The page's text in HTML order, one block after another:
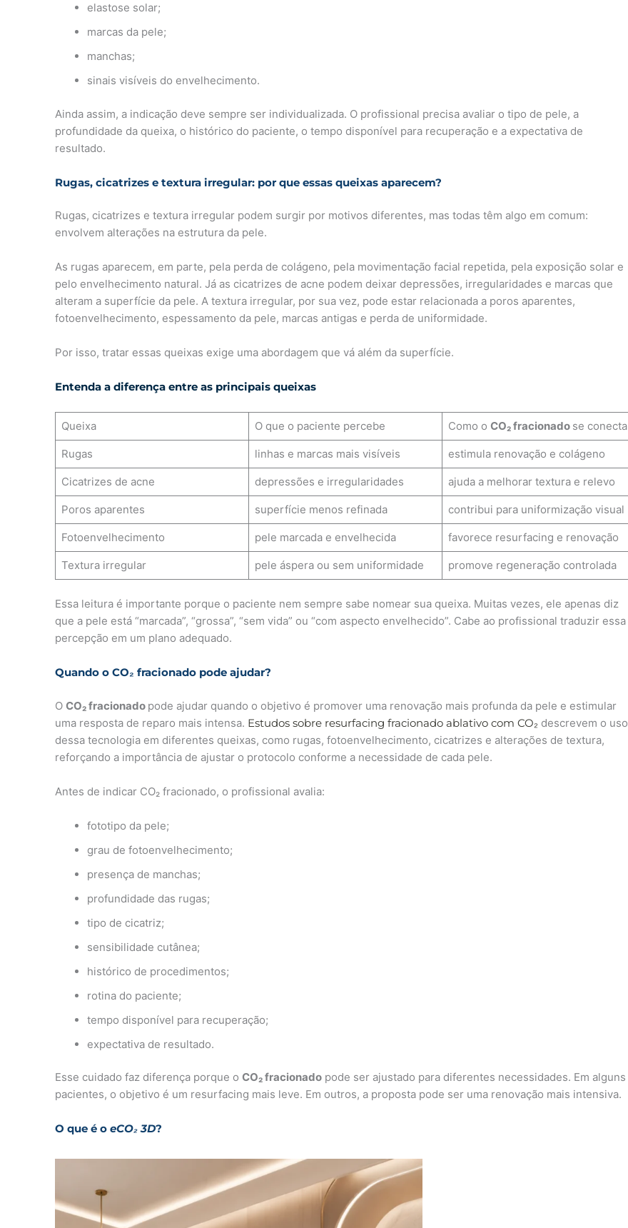
elastose solar;
marcas da pele;
manchas;
sinais visíveis do envelhecimento.
Ainda assim, a indicação deve sempre ser individualizada. O profissional precisa avaliar o tipo de pele, a
profundidade da queixa, o histórico do paciente, o tempo disponível para recuperação e a expectativa de
resultado.
Rugas, cicatrizes e textura irregular: por que essas queixas aparecem?
Rugas, cicatrizes e textura irregular podem surgir por motivos diferentes, mas todas têm algo em comum:
envolvem alterações na estrutura da pele.
As rugas aparecem, em parte, pela perda de colágeno, pela movimentação facial repetida, pela exposição solar e
pelo envelhecimento natural. Já as cicatrizes de acne podem deixar depressões, irregularidades e marcas que
alteram a superfície da pele. A textura irregular, por sua vez, pode estar relacionada a poros aparentes,
fotoenvelhecimento, espessamento da pele, marcas antigas e perda de uniformidade.
Por isso, tratar essas queixas exige uma abordagem que vá além da superfície.
Entenda a diferença entre as principais queixas
Queixa O que o paciente percebe Como o CO₂ fracionado se conecta
Rugas linhas e marcas mais visíveis estimula renovação e colágeno
Cicatrizes de acne depressões e irregularidades ajuda a melhorar textura e relevo
Poros aparentes superfície menos refinada contribui para uniformização visual
Fotoenvelhecimento pele marcada e envelhecida favorece resurfacing e renovação
Textura irregular pele áspera ou sem uniformidade promove regeneração controlada
Essa leitura é importante porque o paciente nem sempre sabe nomear sua queixa. Muitas vezes, ele apenas diz
que a pele está “marcada”, “grossa”, “sem vida” ou “com aspecto envelhecido”. Cabe ao profissional traduzir essa
percepção em um plano adequado.
Quando oCO₂ fracionado pode ajudar?
OCO₂ fracionado pode ajudar quando o objetivo é promover uma renovação mais profunda da pele e estimular
uma resposta de reparo mais intensa. Estudos sobre resurfacing fracionado ablativo com CO₂ descrevem o uso
dessa tecnologia em diferentes queixas, como rugas, fotoenvelhecimento, cicatrizes e alterações de textura,
reforçando a importância de ajustar o protocolo conforme a necessidade de cada pele.
Antes de indicar CO₂ fracionado, o profissional avalia:
fototipo da pele;
grau de fotoenvelhecimento;
presença de manchas;
profundidade das rugas;
tipo de cicatriz;
sensibilidade cutânea;
histórico de procedimentos;
rotina do paciente;
tempo disponível para recuperação;
expectativa de resultado.
Esse cuidado faz diferença porque oCO₂ fracionado pode ser ajustado para diferentes necessidades. Em alguns
pacientes, o objetivo é um resurfacing mais leve. Em outros, a proposta pode ser uma renovação mais intensiva.
O que é oeCO₂ 3D?